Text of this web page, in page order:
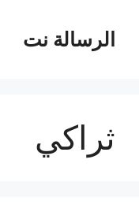
المحتوىالرسالة نت
ثراكي